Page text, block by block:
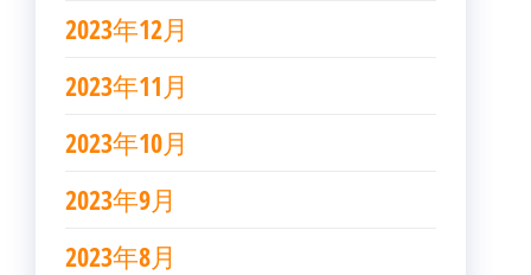
2023年12月
2023年11月
2023年10月
2023年9月
2023年8月